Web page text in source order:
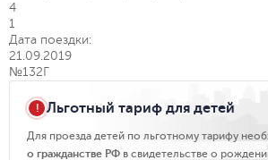
4
1
Дата поездки:
21.09.2019
№132Г
Льготный тариф для детей
Для проезда детей по льготному тарифу
о гражданстве РФ в свидетельстве о